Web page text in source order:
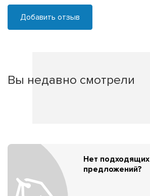
Добавить отзыв
Вы недавно смотрели
Нет подходящих
предложений?